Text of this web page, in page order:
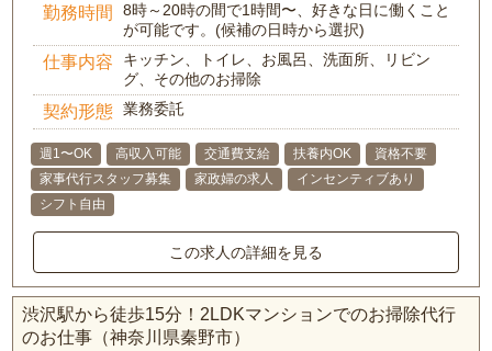
勤務時間
8時～20時の間で1時間〜、好きな日に働くこと
が可能です。(候補の日時から選択)
仕事内容
キッチン、トイレ、お風呂、洗面所、リビン
グ、その他のお掃除
契約形態 業務委託
週1〜OK 高収入可能 交通費支給 扶養内OK
資格不要
家事代行スタッフ募集
家政婦の求人
インセンティブあり
シフト自由
この求人の詳細を見る
渋沢駅から徒歩15分！2LDKマンションでのお掃除代行
のお仕事（神奈川県秦野市）